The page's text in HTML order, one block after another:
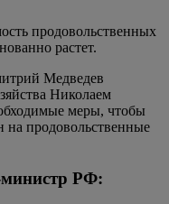
продовольственных
растет.
Медведев
Николаем
меры, чтобы
на продовольственные
министр РФ: